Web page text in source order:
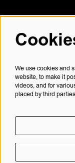
We use cookies and
website, to make it
videos, and for
placed by third